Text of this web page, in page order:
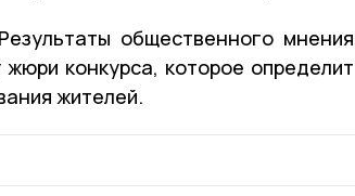
общественного мнения
конкурса, которое определит
жителей.